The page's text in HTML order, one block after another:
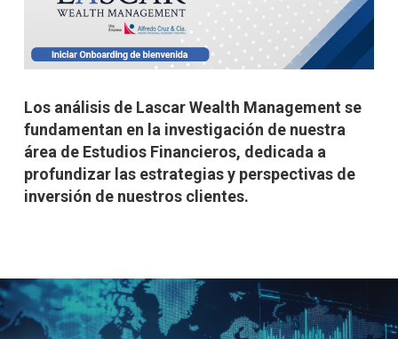
Los análisis de Lascar Wealth Management se
fundamentan en la investigación de nuestra
área de Estudios Financieros, dedicada a
profundizar las estrategias y perspectivas de
inversión de nuestros clientes.